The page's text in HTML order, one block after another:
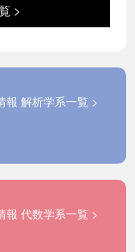
>
報 解析学系一覧 >
報 代数学系一覧 >